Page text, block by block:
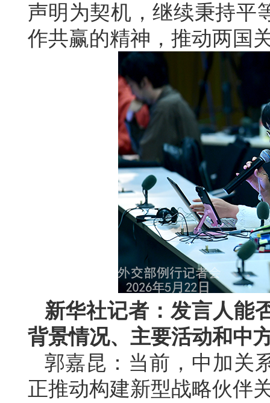
声明为契机，继续秉持平
作共赢的精神，推动两国
新华社记者：发言人能
背景情况、主要活动和中
郭嘉昆：当前，中加关
正推动构建新型战略伙伴